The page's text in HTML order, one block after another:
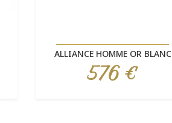
Aperçu rapide
ALLIANCE HOMME OR BLANC
Prix
576 €